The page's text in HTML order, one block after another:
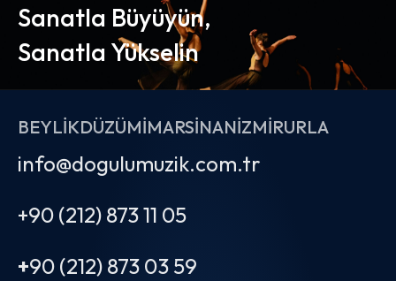
Sanatla Büyüyün,
Sanatla Yükselin
BEYLIKDÜZÜMIMARSINANİZMIRURLA
info@dogulumuzik.com.tr
+90 (212) 873 11 05
+90 (212) 873 03 59